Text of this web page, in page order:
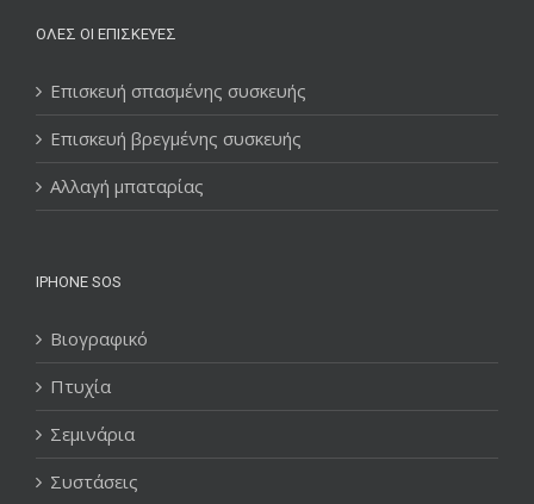
ΌΛΕΣ ΟΙ ΕΠΙΣΚΕΥΈΣ
Επισκευή σπασμένης συσκευής
Επισκευή βρεγμένης συσκευής
Αλλαγή μπαταρίας
IPHONE SOS
Βιογραφικό
Πτυχία
Σεμινάρια
Συστάσεις